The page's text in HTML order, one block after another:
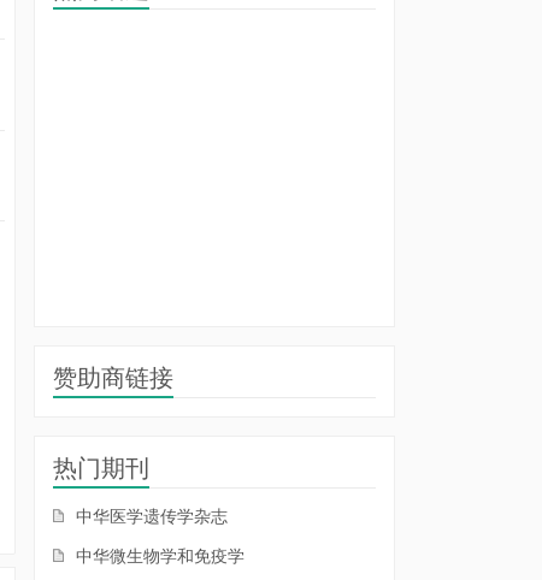
赞助商链接
热门期刊
中华医学遗传学杂志
中华微生物学和免疫学